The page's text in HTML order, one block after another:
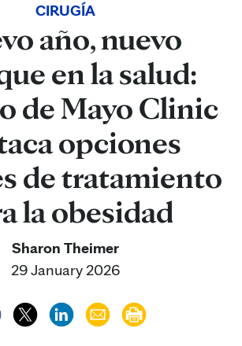
CIRUGÍA
año, nuevo
en la salud:
de Mayo Clinic
opciones
de tratamiento
la obesidad
Sharon Theimer
29 January 2026